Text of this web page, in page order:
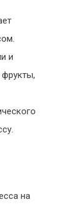
и
фрукты,
на